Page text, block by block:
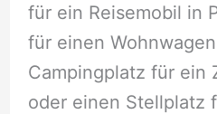
für ein Reisemobil in
für einen
Campingplatz für ein
oder einen Stellplatz